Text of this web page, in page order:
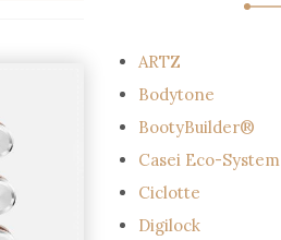
ARTZ
Bodytone
BootyBuilder®
Casei Eco-System
Ciclotte
Digilock